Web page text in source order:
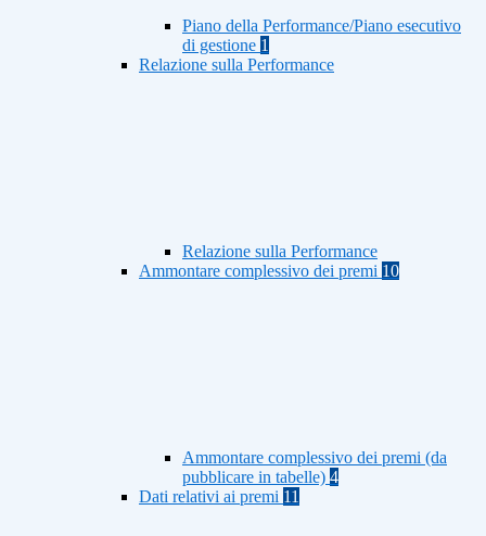
Piano della Performance/Piano esecutivo
di gestione 1
Relazione sulla Performance
Relazione sulla Performance
Ammontare complessivo dei premi 10
Ammontare complessivo dei premi (da
pubblicare in tabelle) 4
Dati relativi ai premi 11